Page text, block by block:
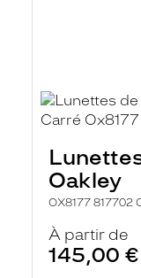
Oakley
OX8177 817702
À partir de
145,00 €